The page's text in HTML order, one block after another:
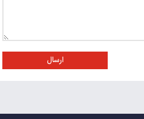
ارسال